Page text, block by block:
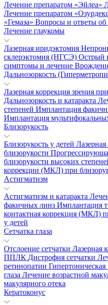
Лечение препаратом «Эйлеа»
Лечение препаратом
«Гемаза» Вопросы и ответы об
Лечение глаукомы
Лазерная иридэктомия
склерэктомия (НГСЭ) Острый
симптомы и лечение
Дальнозоркость
Лазерная коррекция зрения
Дальнозоркость и катаракта
степеней Имплантация
Имплантация
Близорукость
Близорукость у детей
близорукости
близорукости высоких
коррекции (МКЛ) при
Астигматизм
Астигматизм и катаракта
факичных линз Имплантация
контактная коррекция (МКЛ)
у детей
Сетчатка глаза
Отслоение сетчатки Лазерная
ППЛК Дистрофия сетчатки
ретинопатии Гипертоническая
глаза Лечение возрастной
макулярного отека
Кератоконус